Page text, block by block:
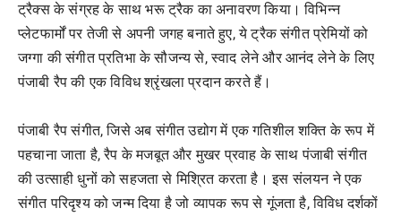
ट्रैक्स के संग्रह के साथ भरू ट्रैक का अनावरण किया। विभिन्न
प्लेटफार्मों पर तेजी से अपनी जगह बनाते हुए, ये ट्रैक संगीत प्रेमियों को
जग्गा की संगीत प्रतिभा के सौजन्य से, स्वाद लेने और आनंद लेने के लिए
पंजाबी रैप की एक विविध श्रृंखला प्रदान करते हैं।
पंजाबी रैप संगीत, जिसे अब संगीत उद्योग में एक गतिशील शक्ति के रूप में
पहचाना जाता है, रैप के मजबूत और मुखर प्रवाह के साथ पंजाबी संगीत
की उत्साही धुनों को सहजता से मिश्रित करता है। इस संलयन ने एक
संगीत परिदृश्य को जन्म दिया है जो व्यापक रूप से गूंजता है, विविध दर्शकों